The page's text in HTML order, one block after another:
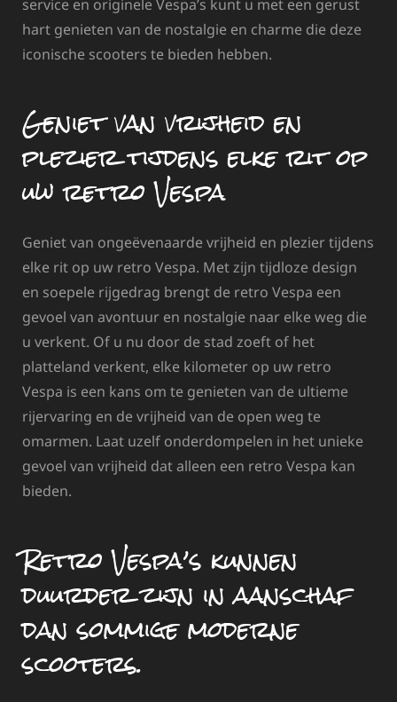
service en originele Vespa’s kunt u met een gerust
hart genieten van de nostalgie en charme die deze
iconische scooters te bieden hebben.
Geniet van vrijheid en
plezier tijdens elke rit op
uw retro Vespa
Geniet van ongeëvenaarde vrijheid en plezier tijdens
elke rit op uw retro Vespa. Met zijn tijdloze design
en soepele rijgedrag brengt de retro Vespa een
gevoel van avontuur en nostalgie naar elke weg die
u verkent. Of u nu door de stad zoeft of het
platteland verkent, elke kilometer op uw retro
Vespa is een kans om te genieten van de ultieme
rijervaring en de vrijheid van de open weg te
omarmen. Laat uzelf onderdompelen in het unieke
gevoel van vrijheid dat alleen een retro Vespa kan
bieden.
Retro Vespa’s kunnen
duurder zijn in aanschaf
dan sommige moderne
scooters.